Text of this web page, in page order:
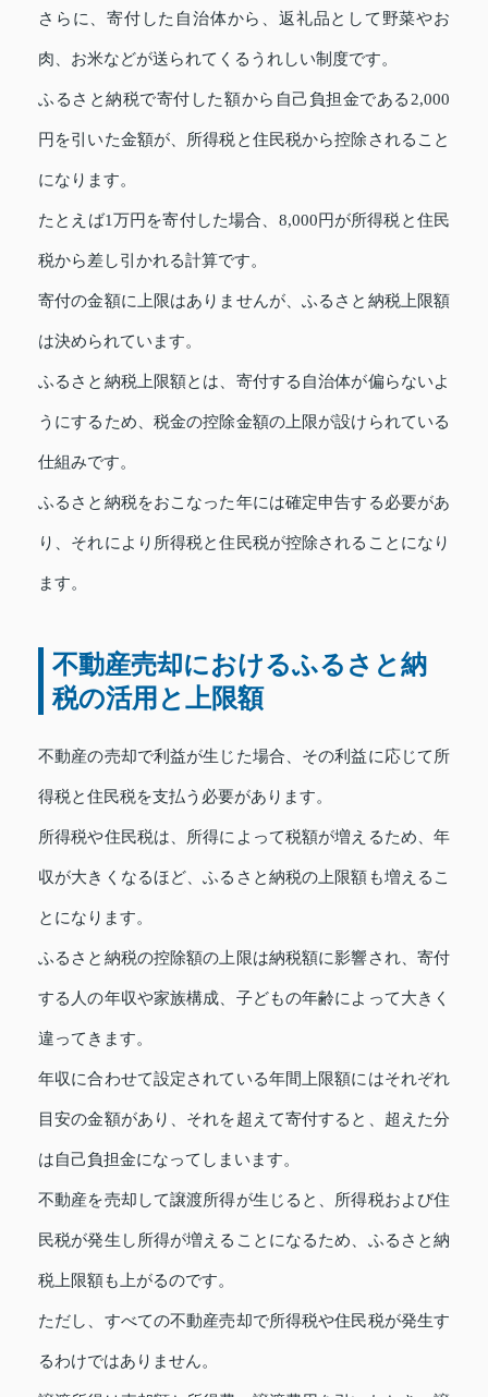
さらに、寄付した自治体から、返礼品として野菜やお
肉、お米などが送られてくるうれしい制度です。
ふるさと納税で寄付した額から自己負担金である2,000
円を引いた金額が、所得税と住民税から控除されること
になります。
たとえば1万円を寄付した場合、8,000円が所得税と住民
税から差し引かれる計算です。
寄付の金額に上限はありませんが、ふるさと納税上限額
は決められています。
ふるさと納税上限額とは、寄付する自治体が偏らないよ
うにするため、税金の控除金額の上限が設けられている
仕組みです。
ふるさと納税をおこなった年には確定申告する必要があ
り、それにより所得税と住民税が控除されることになり
ます。
不動産売却におけるふるさと納
税の活用と上限額
不動産の売却で利益が生じた場合、その利益に応じて所
得税と住民税を支払う必要があります。
所得税や住民税は、所得によって税額が増えるため、年
収が大きくなるほど、ふるさと納税の上限額も増えるこ
とになります。
ふるさと納税の控除額の上限は納税額に影響され、寄付
する人の年収や家族構成、子どもの年齢によって大きく
違ってきます。
年収に合わせて設定されている年間上限額にはそれぞれ
目安の金額があり、それを超えて寄付すると、超えた分
は自己負担金になってしまいます。
不動産を売却して譲渡所得が生じると、所得税および住
民税が発生し所得が増えることになるため、ふるさと納
税上限額も上がるのです。
ただし、すべての不動産売却で所得税や住民税が発生す
るわけではありません。